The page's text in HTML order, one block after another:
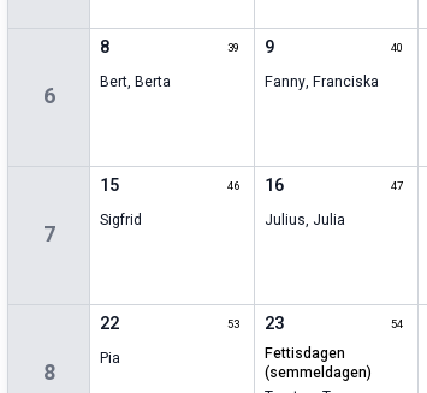
6
8 39
Bert,Berta
9 40
Fanny, Franciska
7
15 46
Sigfrid
16 47
Julius, Julia
8
22 53
Pia
23 54
fettisdagen
(semmeldagen)